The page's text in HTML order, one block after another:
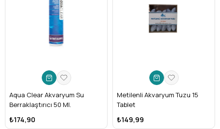
Aqua Clear Akvaryum Su
Berraklaştırıcı 50 Ml.
₺174,90
Metilenli Akvaryum Tuzu 15
Tablet
₺149,99